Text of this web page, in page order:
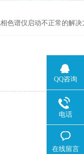
色谱仪启动不正常的解决
QQ咨询
电话
在线留言